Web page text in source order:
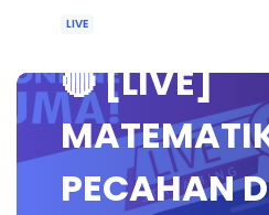
LIVE
🔴 [LIVE]
PECAHAN